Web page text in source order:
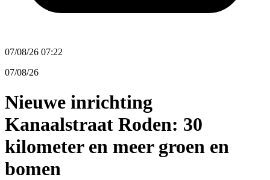
07/08/26 07:22
07/08/26
Nieuwe inrichting
Kanaalstraat Roden: 30
kilometer en meer groen en
bomen